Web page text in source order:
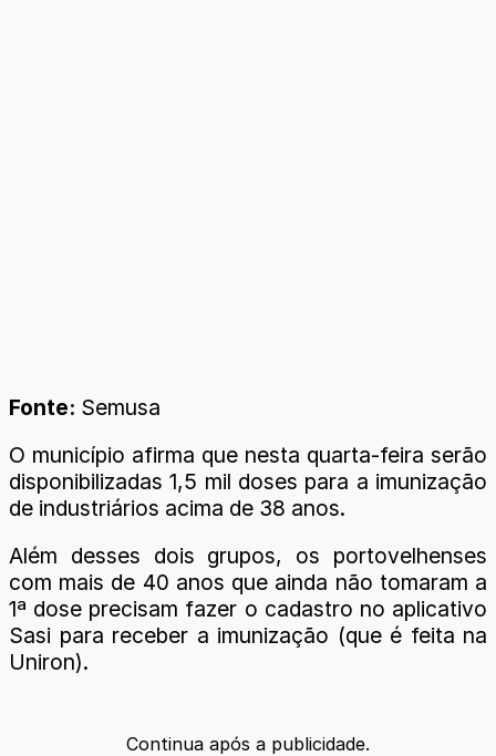
Fonte: Semusa
O município afirma que nesta quarta-feira serão
disponibilizadas 1,5 mil doses para a imunização
de industriários acima de 38 anos.
Além desses dois grupos, os portovelhenses
com mais de 40 anos que ainda não tomaram a
1ª dose precisam fazer o cadastro no aplicativo
Sasi para receber a imunização (que é feita na
Uniron).
Continua após a publicidade.